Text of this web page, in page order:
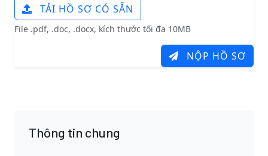
TẢI HỒ SƠ CÓ SẴN
File .pdf, .doc, .docx, kích thước tối đa 10MB
NỘP HỒ SƠ
Thông tin chung